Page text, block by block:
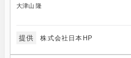
大津山 隆
提供 株式会社日本HP